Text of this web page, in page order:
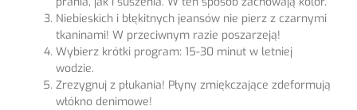
Niebieskich i błękitnych jeansów nie pierz z czarnymi
tkaninami! W przeciwnym razie poszarzeją!
Wybierz krótki program: 15-30 minut w letniej
wodzie.
Zrezygnuj z płukania! Płyny zmiękczające zdeformują
włókno denimowe!